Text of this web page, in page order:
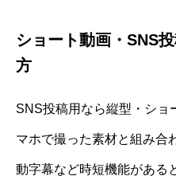
ショート動画・SNS
方
SNS投稿用なら縦型・ショ
マホで撮った素材と組み合
動字幕など時短機能がある